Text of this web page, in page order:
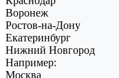
Воронеж
Ростов-на-Дону
Екатеринбург
Нижний Новгород
Например:
Москва